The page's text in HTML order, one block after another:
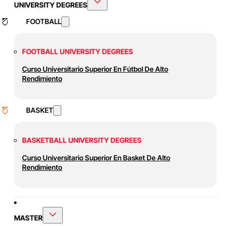
UNIVERSITY DEGREES
FOOTBALL
FOOTBALL UNIVERSITY DEGREES
Curso Universitario Superior En Fútbol De Alto
Rendimiento
BASKET
BASKETBALL UNIVERSITY DEGREES
Curso Universitario Superior En Basket De Alto
Rendimiento
MASTER